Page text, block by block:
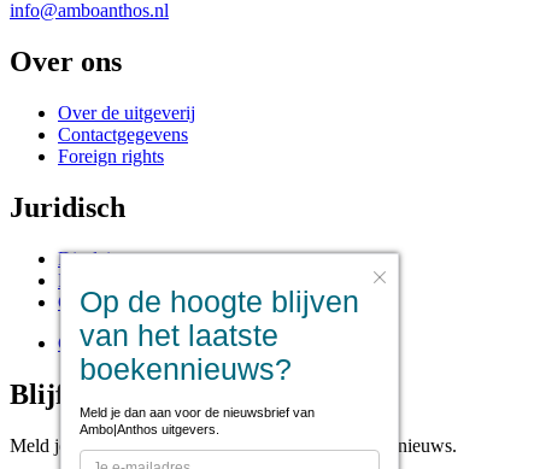
info@amboanthos.nl
Over ons
Over de uitgeverij
Contactgegevens
Foreign rights
Juridisch
Disclaimer
Privacy statement
Cookies
Cookie instellingen
Blijf op de hoogte
Meld je aan voor onze nieuwsbrief voor het laatste nieuws.
Op de hoogte blijven
van het laatste
boekennieuws?
Meld je dan aan voor de nieuwsbrief van
Ambo|Anthos uitgevers.